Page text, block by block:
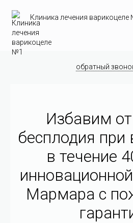
Клиника лечения варикоцеле
обратный
Избавим
бесплодия при
в течение
Мармара c